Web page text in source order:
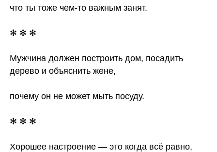
что ты тоже чем-то важным занят.
✻ ✻ ✻
Мужчина должен построить дом, посадить
дерево и объяснить жене,
почему он не может мыть посуду.
✻ ✻ ✻
Хорошее настроение — это когда всё равно,